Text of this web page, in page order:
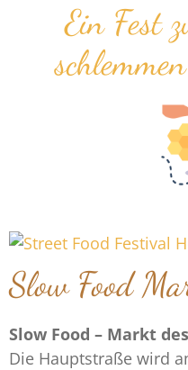
Ein Fest
Slow Food
Slow Food – Markt
Die Hauptstraße wird